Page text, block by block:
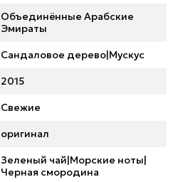
Объединённые Арабские
Эмираты
Сандаловое дерево|Мускус
2015
Свежие
оригинал
Зеленый чай|Морские ноты|
Черная смородина